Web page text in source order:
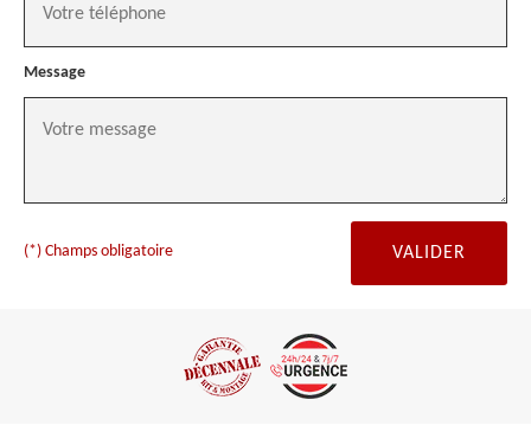
Message
(*) Champs obligatoire